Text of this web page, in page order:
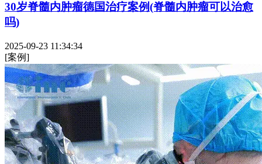
30岁脊髓内肿瘤德国治疗案例(脊髓内肿瘤可以治愈
吗)
2025-09-23 11:34:34
[案例]